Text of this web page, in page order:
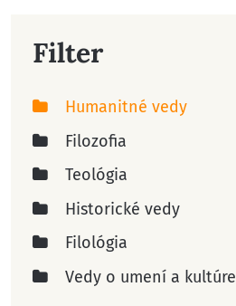
Filter
Humanitné vedy
Filozofia
Teológia
Historické vedy
Filológia
Vedy o umení a kultúre